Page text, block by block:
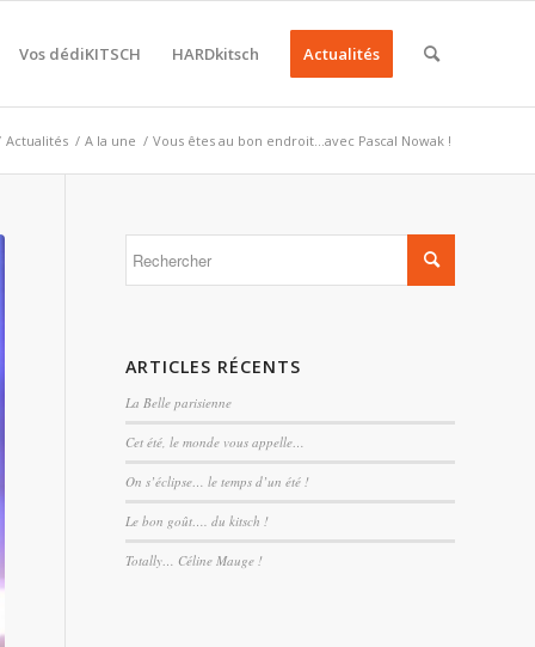
Vos dédiKITSCH HARDkitsch Actualités
Actualités / A la une / Vous êtes au bon endroit…avec Pascal Nowak !
ARTICLES RÉCENTS
La Belle parisienne
Cet été, le monde vous appelle…
On s’éclipse… le temps d’un été !
Le bon goût…. du kitsch !
Totally… Céline Mauge !